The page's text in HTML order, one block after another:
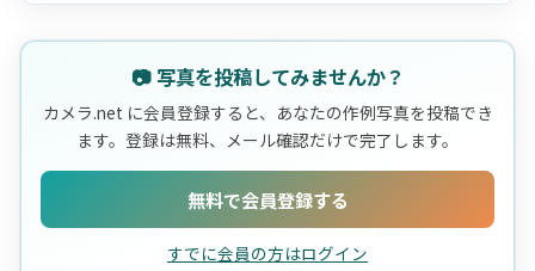
📷 写真を投稿してみませんか？
カメラ.net に会員登録すると、あなたの作例写真を投稿でき
ます。登録は無料、メール確認だけで完了します。
無料で会員登録する
すでに会員の方はログイン